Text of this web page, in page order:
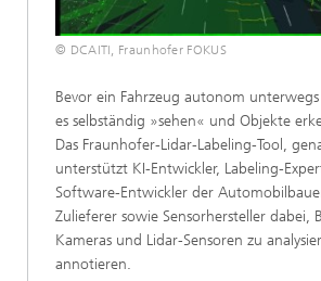
© DCAITI, Fraunhofer FOKUS
Bevor ein Fahrzeug autonom
es selbständig »sehen« und Objekte
Das Fraunhofer-Lidar-Labeling-Tool,
unterstützt KI-Entwickler, Labeling-
Software-Entwickler der
Zulieferer sowie Sensorhersteller dabei,
Kameras und Lidar-Sensoren zu
annotieren.